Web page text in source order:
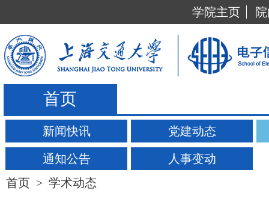
学院主页
首页
新闻快讯 党建动态
通知公告
人事变动
首页 > 学术动态